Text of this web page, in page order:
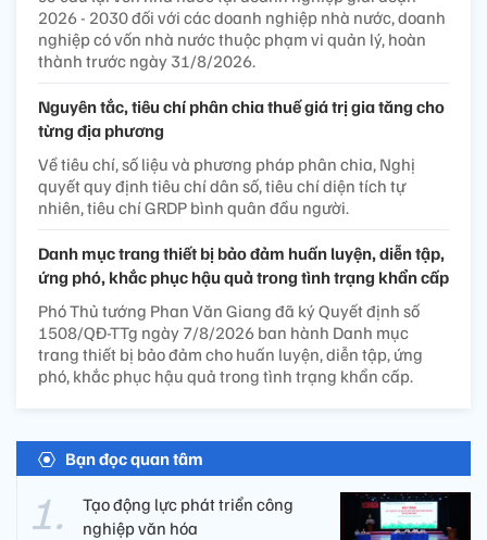
2026 - 2030 đối với các doanh nghiệp nhà nước, doanh
nghiệp có vốn nhà nước thuộc phạm vi quản lý, hoàn
thành trước ngày 31/8/2026.
Nguyên tắc, tiêu chí phân chia thuế giá trị gia tăng cho
từng địa phương
Về tiêu chí, số liệu và phương pháp phân chia, Nghị
quyết quy định tiêu chí dân số, tiêu chí diện tích tự
nhiên, tiêu chí GRDP bình quân đầu người.
Danh mục trang thiết bị bảo đảm huấn luyện, diễn tập,
ứng phó, khắc phục hậu quả trong tình trạng khẩn cấp
Phó Thủ tướng Phan Văn Giang đã ký Quyết định số
1508/QĐ-TTg ngày 7/8/2026 ban hành Danh mục
trang thiết bị bảo đảm cho huấn luyện, diễn tập, ứng
phó, khắc phục hậu quả trong tình trạng khẩn cấp.
Bạn đọc quan tâm
Tạo động lực phát triển công
nghiệp văn hóa